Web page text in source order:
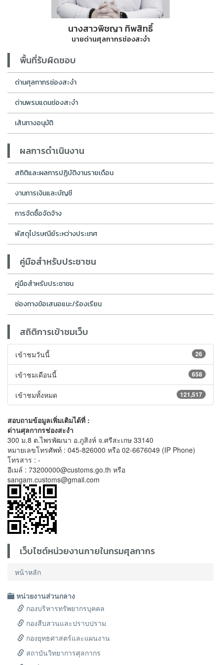
นางสาวพิชญา ทิพสิทธิ์
นายด่านศุลกากรช่องสะงำ
พื้นที่รับผิดชอบ
ด่านศุลกากรช่องสะงำ
ด่านพรมแดนช่องสะงำ
เส้นทางอนุมัติ
ผลการดำเนินงาน
สถิติและผลการปฏิบัติงานรายเดือน
งานการเงินและบัญชี
การจัดซื้อจัดจ้าง
พัสดุไปรษณีย์ระหว่างประเทศ
คู่มือสำหรับประชาชน
คู่มือสำหรับประชาชน
ช่องทางข้อเสนอแนะ/ร้องเรียน
สถิติการเข้าชมเว็บ
26
เข้าชมวันนี้
658
เข้าชมเดือนนี้
121,517
เข้าชมทั้งหมด
สอบถามข้อมูลเพิ่มเติมได้ที่ :
ด่านศุลกากรช่องสะงำ
300 ม.8 ต.ไพรพัฒนา อ.ภูสิงห์ จ.ศรีสะเกษ 33140
หมายเลขโทรศัพท์ : 045-826000 หรือ 02-6676049 (IP Phone)
โทรสาร : -
อีเมล์ : 73200000@customs.go.th หรือ
sangam.customs@gmail.com
เว็บไซต์หน่วยงานภายในกรมศุลกากร
หน้าหลัก
หน่วยงานส่วนกลาง
กองบริหารทรัพยากรบุคคล
กองสืบสวนและปราบปราม
กองยุทธศาสตร์และแผนงาน
สถาบันวิทยาการศุลกากร